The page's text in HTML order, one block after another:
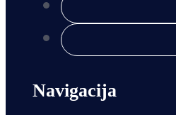
Navigacija